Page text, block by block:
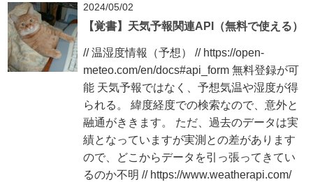
2024/05/02
【覚書】天気予報関連API（無料で使える）
// 温湿度情報（予想） // https://open-
meteo.com/en/docs#api_form 無料登録が可
能 天気予報ではなく、予想気温や湿度が得
られる。 緯度経度での検索なので、意外と
融通がききます。 ただ、過去のデータは実
績となっていますが実測との差があります
ので、どこからデータを引っ張ってきてい
るのか不明 // https://www.weatherapi.com/